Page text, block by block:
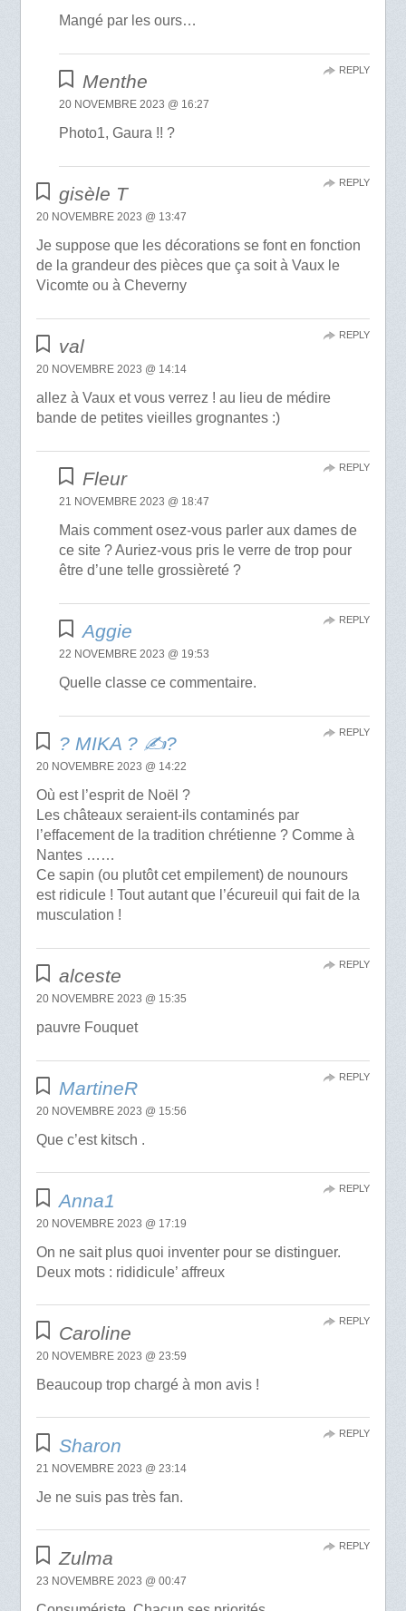
Mangé par les ours…
Menthe
20 NOVEMBRE 2023 @ 16:27
Photo1, Gaura !! ?
REPLY
gisèle T
20 NOVEMBRE 2023 @ 13:47
Je suppose que les décorations se font en fonction
de la grandeur des pièces que ça soit à Vaux le
Vicomte ou à Cheverny
REPLY
val
20 NOVEMBRE 2023 @ 14:14
allez à Vaux et vous verrez ! au lieu de médire
bande de petites vieilles grognantes :)
REPLY
Fleur
21 NOVEMBRE 2023 @ 18:47
Mais comment osez-vous parler aux dames de
ce site ? Auriez-vous pris le verre de trop pour
être d’une telle grossièreté ?
REPLY
Aggie
22 NOVEMBRE 2023 @ 19:53
Quelle classe ce commentaire.
REPLY
? MIKA ? ✍?
20 NOVEMBRE 2023 @ 14:22
Où est l’esprit de Noël ?
Les châteaux seraient-ils contaminés par
l’effacement de la tradition chrétienne ? Comme à
Nantes ……
Ce sapin (ou plutôt cet empilement) de nounours
est ridicule ! Tout autant que l’écureuil qui fait de la
musculation !
REPLY
alceste
20 NOVEMBRE 2023 @ 15:35
pauvre Fouquet
REPLY
MartineR
20 NOVEMBRE 2023 @ 15:56
Que c’est kitsch .
REPLY
Anna1
20 NOVEMBRE 2023 @ 17:19
On ne sait plus quoi inventer pour se distinguer.
Deux mots : rididicule’ affreux
REPLY
Caroline
20 NOVEMBRE 2023 @ 23:59
Beaucoup trop chargé à mon avis !
REPLY
Sharon
21 NOVEMBRE 2023 @ 23:14
Je ne suis pas très fan.
REPLY
Zulma
23 NOVEMBRE 2023 @ 00:47
REPLY